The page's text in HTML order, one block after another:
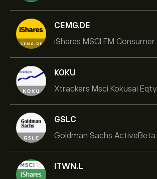
CEMG.DE
KOKU
Xtrackers Msci Kokusai Eqty
GSLC
ITWN.L